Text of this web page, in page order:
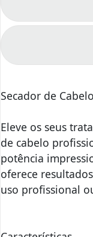
Secador de
Eleve os seus
de cabelo
potência
oferece
uso profissional